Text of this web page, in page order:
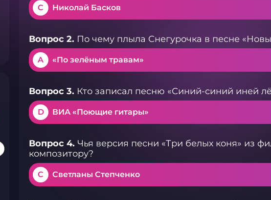
C Николай Басков
Вопрос 2. По чему плыла Снегурочка в песне
A «По зелёным травам»
Вопрос 3. Кто записал песню «Синий-синий иней
D ВИА «Поющие гитары»
Вопрос 4. Чья версия песни «Три белых коня» из
композитору?
C Светланы Степченко